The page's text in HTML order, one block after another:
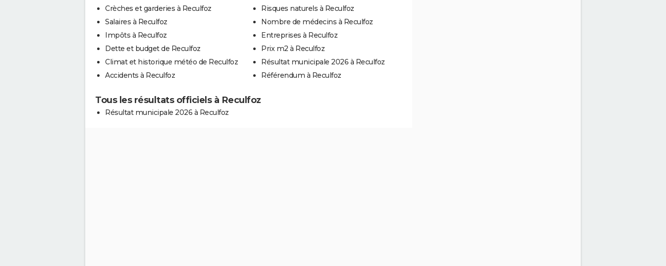
Crèches et garderies à Reculfoz
Salaires à Reculfoz
Impôts à Reculfoz
Dette et budget de Reculfoz
Climat et historique météo de Reculfoz
Accidents à Reculfoz
Risques naturels à Reculfoz
Nombre de médecins à Reculfoz
Entreprises à Reculfoz
Prix m2 à Reculfoz
Résultat municipale 2026 à Reculfoz
Référendum à Reculfoz
Tous les résultats officiels à Reculfoz
Résultat municipale 2026 à Reculfoz